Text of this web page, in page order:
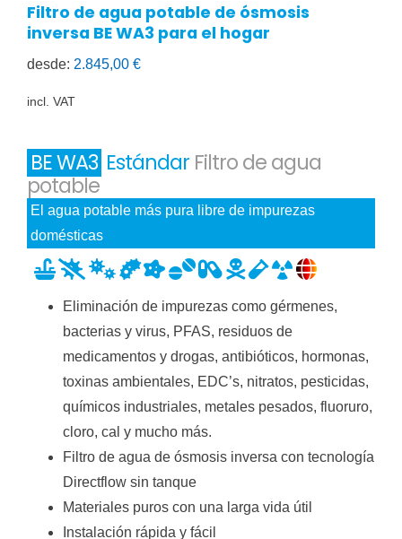
Filtro de agua potable de ósmosis
inversa BE WA3 para el hogar
desde: 2.845,00 €
incl. VAT
BE WA3 Estándar Filtro de agua
potable
El agua potable más pura libre de impurezas
domésticas
Eliminación de impurezas como gérmenes,
bacterias y virus, PFAS, residuos de
medicamentos y drogas, antibióticos, hormonas,
toxinas ambientales, EDC’s, nitratos, pesticidas,
químicos industriales, metales pesados, fluoruro,
cloro, cal y mucho más.
Filtro de agua de ósmosis inversa con tecnología
Directflow sin tanque
Materiales puros con una larga vida útil
Instalación rápida y fácil